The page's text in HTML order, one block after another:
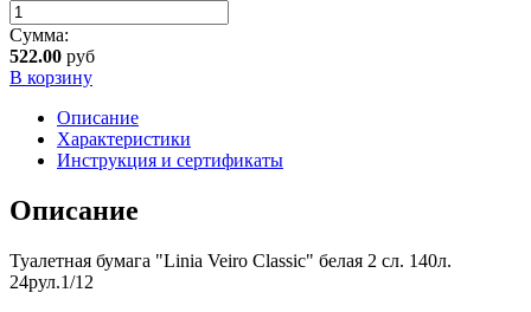
Сумма:
522.00 руб
В корзину
Описание
Характеристики
Инструкция и сертификаты
Описание
Туалетная бумага "Linia Veiro Classic" белая 2 сл. 140л.
24рул.1/12